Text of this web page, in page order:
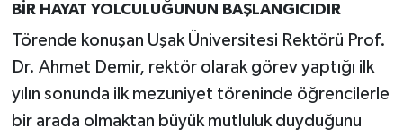
BİR HAYAT YOLCULUĞUNUN BAŞLANGICIDIR
Törende konuşan Uşak Üniversitesi Rektörü Prof.
Dr. Ahmet Demir, rektör olarak görev yaptığı ilk
yılın sonunda ilk mezuniyet töreninde öğrencilerle
bir arada olmaktan büyük mutluluk duyduğunu